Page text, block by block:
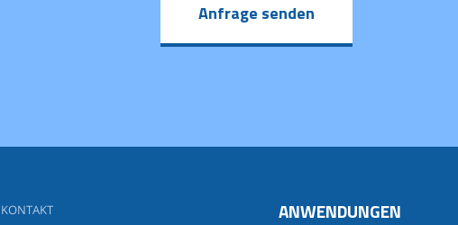
Anfrage senden
KONTAKT
ANWENDUNGEN